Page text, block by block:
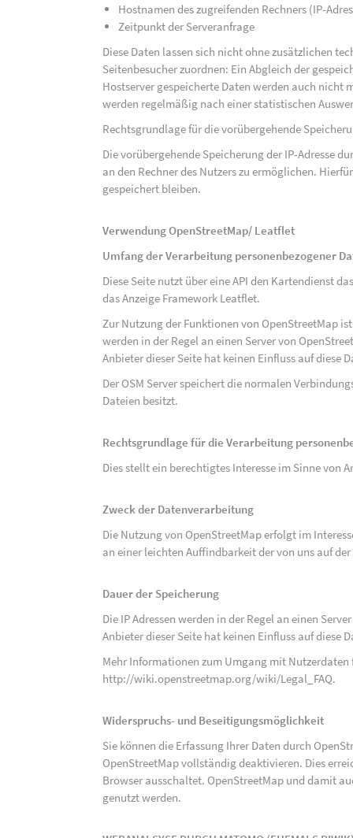
Hostnamen des zugreifenden Rechners (IP-
Zeitpunkt der Serveranfrage
Diese Daten lassen sich nicht ohne zusätzlichen
Seitenbesucher zuordnen: Ein Abgleich der
Hostserver gespeicherte Daten werden auch nicht
werden regelmäßig nach einer statistischen
Rechtsgrundlage für die vorübergehende
Die vorübergehende Speicherung der IP-Adresse
an den Rechner des Nutzers zu ermöglichen.
gespeichert bleiben.
Verwendung OpenStreetMap/ Leatflet
Umfang der Verarbeitung personenbezogener
Diese Seite nutzt über eine API den Kartendienst
das Anzeige Framework Leatflet.
Zur Nutzung der Funktionen von OpenStreetMap
werden in der Regel an einen Server von
Anbieter dieser Seite hat keinen Einfluss auf diese
Der OSM Server speichert die normalen
Dateien besitzt.
Rechtsgrundlage für die Verarbeitung
Dies stellt ein berechtigtes Interesse im Sinne von
Zweck der Datenverarbeitung
Die Nutzung von OpenStreetMap erfolgt im
an einer leichten Auffindbarkeit der von uns auf
Dauer der Speicherung
Die IP Adressen werden in der Regel an einen
Anbieter dieser Seite hat keinen Einfluss auf diese
Mehr Informationen zum Umgang mit
http://wiki.openstreetmap.org/wiki/Legal_FAQ.
Widerspruchs- und Beseitigungsmöglichkeit
Sie können die Erfassung Ihrer Daten durch
OpenStreetMap vollständig deaktivieren. Dies
Browser ausschaltet. OpenStreetMap und damit
genutzt werden.